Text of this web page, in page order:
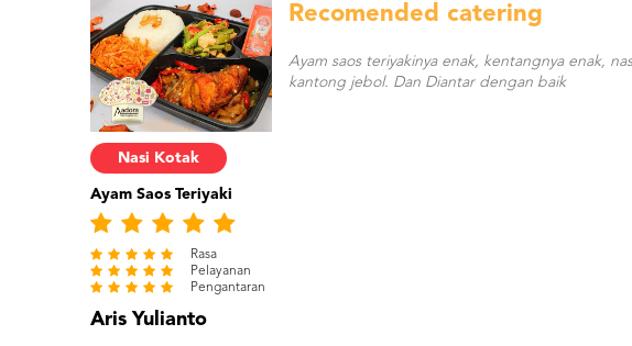
Nasi Kotak
Ayam Saos Teriyaki
Rasa
Pelayanan
Pengantaran
Aris Yulianto
Recomended catering
Ayam saos teriyakinya enak, kentangnya enak,
kantong jebol. Dan Diantar dengan baik